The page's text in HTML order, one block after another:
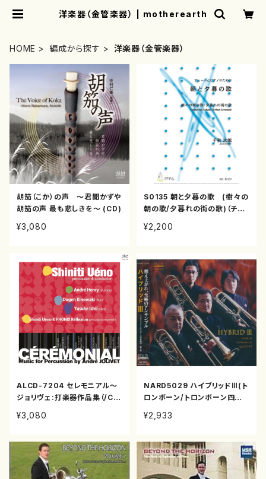
洋楽器（金管楽器） | motherearth
HOME 編成から探す 洋楽器（金管楽器）
胡笳（こか）の声 ～君聞かずや
胡笳の声 最も悲しきを～ (CD)
¥3,080
S0135 朝と夕暮の歌 (樹々の
朝の歌/夕暮れの街の歌)（チュ
¥2,200
ALCD-7204 セレモニアル～
ジョリヴェ:打楽器作品集（/C
¥3,080
NARD5029 ハイブリッドⅢ(ト
ロンボーン/トロンボーン四重
¥2,933